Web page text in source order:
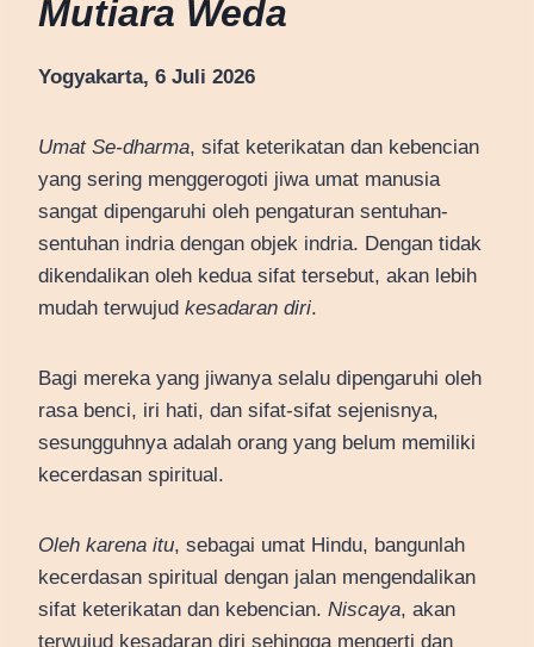
Mutiara Weda
Yogyakarta, 6 Juli 2026
Umat Se-dharma, sifat keterikatan dan kebencian
yang sering menggerogoti jiwa umat manusia
sangat dipengaruhi oleh pengaturan sentuhan-
sentuhan indria dengan objek indria. Dengan tidak
dikendalikan oleh kedua sifat tersebut, akan lebih
mudah terwujud kesadaran diri.
Bagi mereka yang jiwanya selalu dipengaruhi oleh
rasa benci, iri hati, dan sifat-sifat sejenisnya,
sesungguhnya adalah orang yang belum memiliki
kecerdasan spiritual.
Oleh karena itu, sebagai umat Hindu, bangunlah
kecerdasan spiritual dengan jalan mengendalikan
sifat keterikatan dan kebencian. Niscaya, akan
terwujud kesadaran diri sehingga mengerti dan